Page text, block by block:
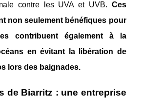
contre les UVA et UVB. Ces
non seulement bénéfiques pour
contribuent également à la
en évitant la libération de
lors des baignades.
de Biarritz : une entreprise